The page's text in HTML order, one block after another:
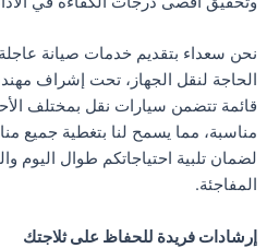
نحن سعداء بتقديم خدمات صيانة
الحاجة لنقل الجهاز، تحت إشراف
قائمة تتضمن سيارات نقل بمختلف
مناسبة، مما يسمح لنا بتغطية جميع
لضمان تلبية احتياجاتكم طوال اليوم
المفاجئة.
إرشادات فريدة للحفاظ على ثلاجتك